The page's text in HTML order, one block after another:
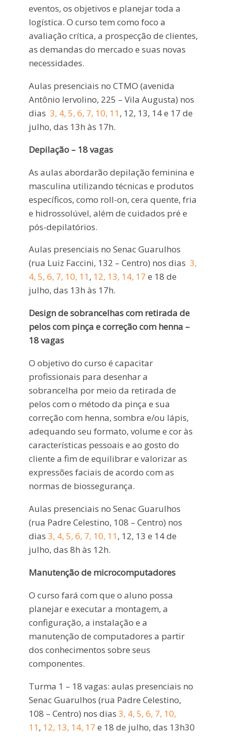
eventos, os objetivos e planejar toda a
logística. O curso tem como foco a
avaliação crítica, a prospecção de clientes,
as demandas do mercado e suas novas
necessidades.
Aulas presenciais no CTMO (avenida
Antônio Iervolino, 225 – Vila Augusta) nos
dias 3, 4, 5, 6, 7, 10, 11, 12, 13, 14 e 17 de
julho, das 13h às 17h.
Depilação – 18 vagas
As aulas abordarão depilação feminina e
masculina utilizando técnicas e produtos
específicos, como roll-on, cera quente, fria
e hidrossolúvel, além de cuidados pré e
pós-depilatórios.
Aulas presenciais no Senac Guarulhos
(rua Luiz Faccini, 132 – Centro) nos dias 3,
4, 5, 6, 7, 10, 11, 12, 13, 14, 17 e 18 de
julho, das 13h às 17h.
Design de sobrancelhas com retirada de
pelos com pinça e correção com henna –
18 vagas
O objetivo do curso é capacitar
profissionais para desenhar a
sobrancelha por meio da retirada de
pelos com o método da pinça e sua
correção com henna, sombra e/ou lápis,
adequando seu formato, volume e cor às
características pessoais e ao gosto do
cliente a fim de equilibrar e valorizar as
expressões faciais de acordo com as
normas de biossegurança.
Aulas presenciais no Senac Guarulhos
(rua Padre Celestino, 108 – Centro) nos
dias 3, 4, 5, 6, 7, 10, 11, 12, 13 e 14 de
julho, das 8h às 12h.
Manutenção de microcomputadores
O curso fará com que o aluno possa
planejar e executar a montagem, a
configuração, a instalação e a
manutenção de computadores a partir
dos conhecimentos sobre seus
componentes.
Turma 1 – 18 vagas: aulas presenciais no
Senac Guarulhos (rua Padre Celestino,
108 – Centro) nos dias 3, 4, 5, 6, 7, 10,
11, 12, 13, 14, 17 e 18 de julho, das 13h30